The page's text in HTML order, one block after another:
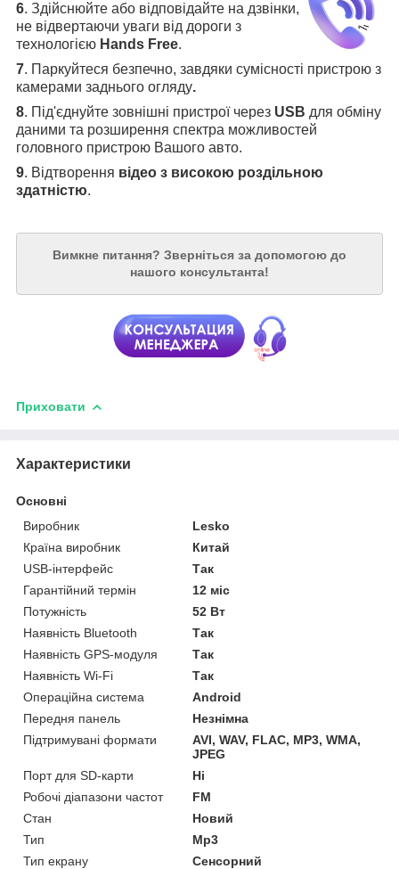
6. Здійснюйте або відповідайте на дзвінки,
не відвертаючи уваги від дороги з
технологією Hands Free.
7. Паркуйтеся безпечно, завдяки сумісності пристрою з
камерами заднього огляду.
8. Під'єднуйте зовнішні пристрої через USB для обміну
даними та розширення спектра можливостей
головного пристрою Вашого авто.
9. Відтворення відео з високою роздільною
здатністю.
Вимкне питання? Зверніться за допомогою до
нашого консультанта!
Приховати
Характеристики
Основні
Виробник
Lesko
Країна виробник
Китай
USB-інтерфейс
Так
Гарантійний термін
12 міс
Потужність
52 Вт
Наявність Bluetooth
Так
Наявність GPS-модуля
Так
Наявність Wi-Fi
Так
Операційна система
Android
Передня панель
Незнімна
Підтримувані формати
AVI, WAV, FLAC, MP3, WMA,
JPEG
Порт для SD-карти
Ні
Робочі діапазони частот
FM
Стан
Новий
Тип
Mp3
Тип екрану
Сенсорний